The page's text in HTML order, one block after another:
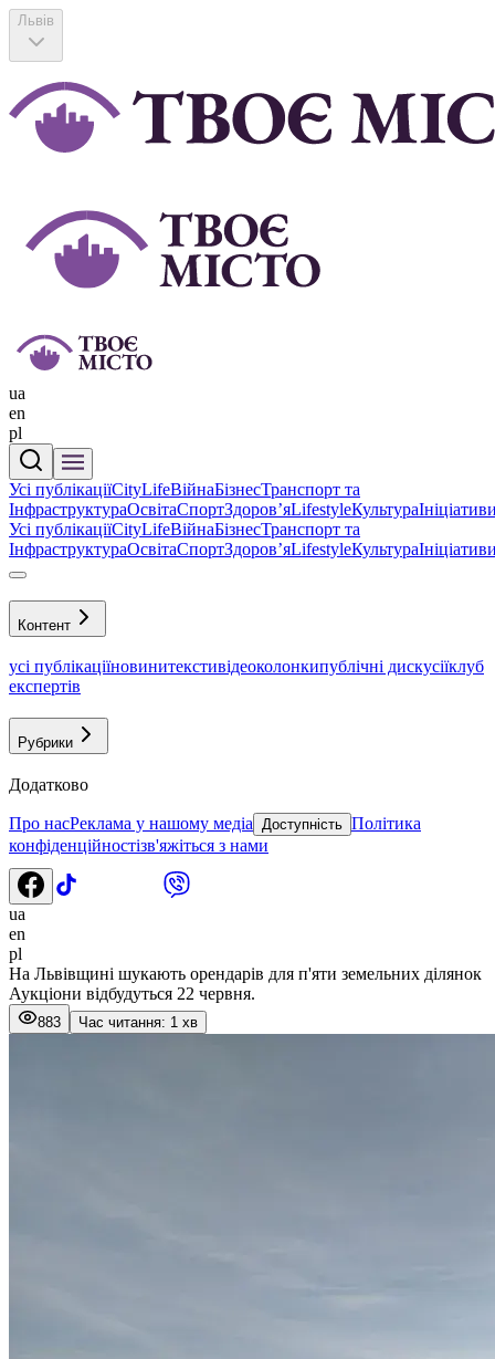
Львів
ua
en
pl
Усі публікаціїCityLifeВійнаБізнесТранспорт та
ІнфраструктураОсвітаСпортЗдоровʼяLifestyleКультура
Усі публікаціїCityLifeВійнаБізнесТранспорт та
ІнфраструктураОсвітаСпортЗдоровʼяLifestyleКультура
Контент
усі публікаціїновинитекстивідеоколонкипублічні дискусіїклуб
експертів
Рубрики
Додатково
Про насРеклама у нашому медіа Доступність Політика
конфіденційностізв'яжіться з нами
ua
en
pl
На Львівщині шукають орендарів для п'яти земельних ділянок
Аукціони відбудуться 22 червня.
883 Час читання: 1 хв